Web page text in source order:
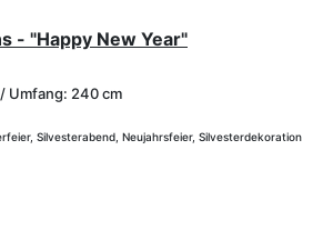
- "Happy New Year"
Umfang: 240 cm
Silvesterabend, Neujahrsfeier, Silvesterdekoration